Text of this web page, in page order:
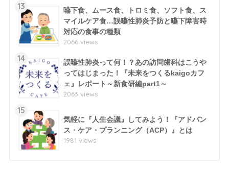
13
嚥下食、ムース食、トロミ食、ソフト食、ス
マイルケア食…誤嚥性肺炎予防と嚥下障害時
対応の食事の種類
2066 views
14
誤嚥性肺炎って何！？あの訪問歯科はこうや
ってはじまった！『未来をつくるkaigoカフ
ェ』レポート～新食研編part1～
2063 views
15
気軽に『人生会議』してみよう！『アドバン
ス・ケア・プランニング（ACP）』とは
1981 views